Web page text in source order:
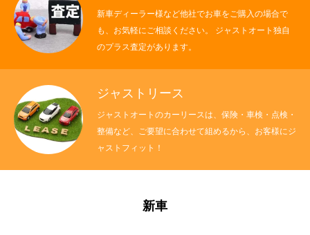
新車ディーラー様など他社でお車をご購入の場合で
も、お気軽にご相談ください。 ジャストオート独自
のプラス査定があります。
ジャストリース
ジャストオートのカーリースは、保険・車検・点検・
整備など、ご要望に合わせて組めるから、お客様にジ
ャストフィット！
新車